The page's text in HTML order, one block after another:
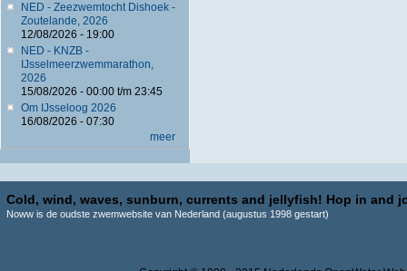
NED - Zeezwemtocht Dishoek -
Zoutelande, 2026
12/08/2026 - 19:00
NED - KNZB -
IJsselmeerzwemmarathon,
2026
15/08/2026 - 00:00t/m 23:45
Om IJsseloog 2026
16/08/2026 - 07:30
meer
Cold, wind, waves, sunburn, currents and jellyfish! Hop in and
Noww is de oudste zwemwebsite van Nederland (augustus 1998 gestart)